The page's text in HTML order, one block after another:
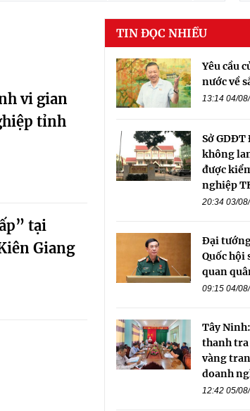
vi gian
tỉnh
tại
Giang
TIN ĐỌC NHIỀU
Yêu cầu
nước về
13:14 04/
Sở GDĐT
không
được
nghiệp
20:34 03/
Đại
Quốc hội
quan
09:15 04/
Tây
thanh
vàng
doanh
12:42 05/